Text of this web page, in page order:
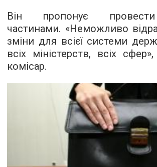
Він пропонує
частинами. «Неможливо
зміни для всієї системи
всіх міністерств, всіх
комісар.